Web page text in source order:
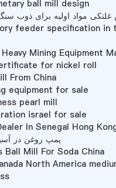
ball mill design
مواد اولیه برای ذوب
feeder specification in
Mining Equipment
for nickel roll
From China
equipment for sale
pearl mill
israel for sale
In Senegal Hong
پمپ روغن در
Ball Mill For Soda China
North America